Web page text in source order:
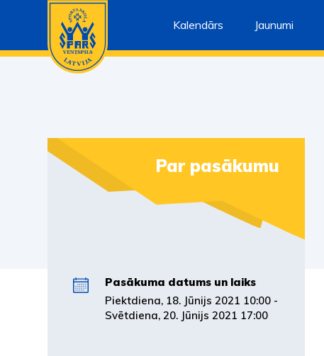
Kalendārs Jaunumi
Par pasākumu
Pasākuma datums un laiks
Piektdiena, 18. Jūnijs 2021 10:00 -
Svētdiena, 20. Jūnijs 2021 17:00